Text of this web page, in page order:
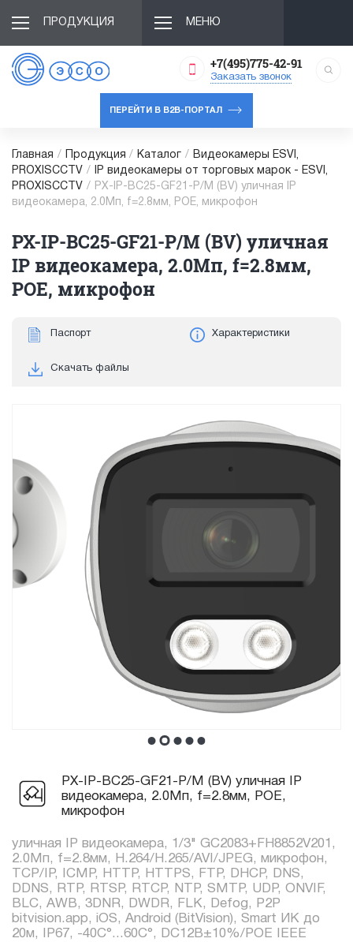
ПРОДУКЦИЯ МЕНЮ
+7(495)775-42-91
Заказать звонок
ПЕРЕЙТИ В B2B-ПОРТАЛ
Главная / Продукция / Каталог /
Видеокамеры ESVI,
PROXISCCTV /
IP видеокамеры от торговых марок - ESVI,
PROXISCCTV /
PX-IP-BC25-GF21-P/M (BV) уличная IP
видеокамера, 2.0Мп, f=2.8мм, POE, микрофон
PX-IP-BC25-GF21-P/M (BV) уличная
IP видеокамера, 2.0Мп, f=2.8мм,
POE, микрофон
Паспорт Характеристики
Скачать файлы
PX-IP-BC25-GF21-P/M (BV) уличная IP
видеокамера, 2.0Мп, f=2.8мм, POE,
микрофон
уличная IP видеокамера, 1/3" GC2083+FH8852V201,
2.0Мп, f=2.8мм, H.264/H.265/AVI/JPEG, микрофон,
TCP/IP, ICMP, HTTP, HTTPS, FTP, DHCP, DNS,
DDNS, RTP, RTSP, RTCP, NTP, SMTP, UDP, ONVIF,
BLC, AWB, 3DNR, DWDR, FLK, Defog, P2P
bitvision.app, iOS, Android (BitVision), Smart ИК до
20м, IP67, -40C°...60C°, DC12В±10%/POE IEEE